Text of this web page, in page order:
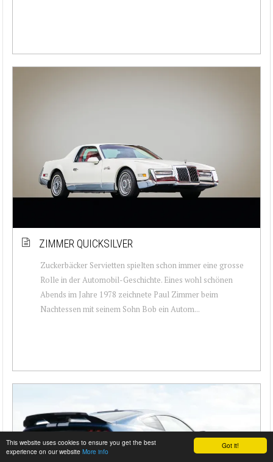
Got it!
This website uses cookies to ensure you get the best
experience on our website More info
ZIMMER QUICKSILVER
Zuckerbäcker Servietten spielten schon immer eine grosse
Rolle in der Automobil-Geschichte. Eines wohl schönen
Abends im Jahre 1978 zeichnete Paul Zimmer beim
Nachtessen mit seinem Sohn Bob ein Autom...